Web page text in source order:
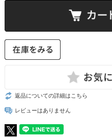
返品についての詳細はこちら
レビューはありません